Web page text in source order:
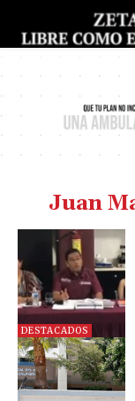
Juan
DESTACADOS